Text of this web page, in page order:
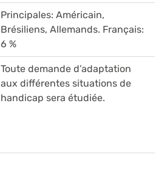
Principales: Américain,
Brésiliens, Allemands. Français:
6 %
Toute demande d’adaptation
aux différentes situations de
handicap sera étudiée.